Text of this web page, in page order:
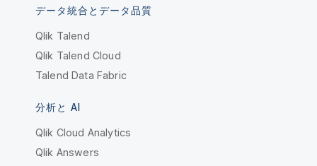
データ統合とデータ品質
Qlik Talend
Qlik Talend Cloud
Talend Data Fabric
分析と AI
Qlik Cloud Analytics
Qlik Answers